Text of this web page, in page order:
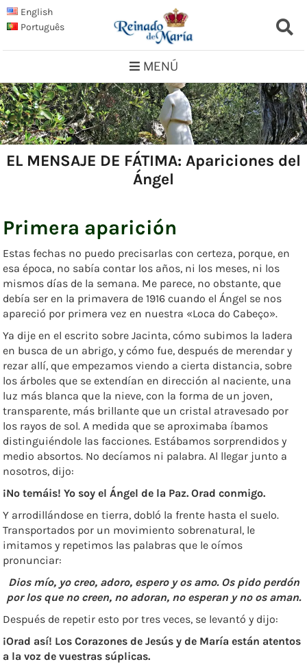
Saltar
al
contenido
English
Português
MENÚ
EL MENSAJE DE FÁTIMA: Apariciones del
Ángel
Primera aparición
Estas fechas no puedo precisarlas con certeza, porque, en
esa época, no sabía contar los años, ni los meses, ni los
mismos días de la semana. Me parece, no obstante, que
debía ser en la primavera de 1916 cuando el Ángel se nos
apareció por primera vez en nuestra «Loca do Cabeço».
Ya dije en el escrito sobre Jacinta, cómo subimos la ladera
en busca de un abrigo, y cómo fue, después de merendar y
rezar allí, que empezamos viendo a cierta distancia, sobre
los árboles que se extendían en dirección al naciente, una
luz más blanca que la nieve, con la forma de un joven,
transparente, más brillante que un cristal atravesado por
los rayos de sol. A medida que se aproximaba íbamos
distinguiéndole las facciones. Estábamos sorprendidos y
medio absortos. No decíamos ni palabra. Al llegar junto a
nosotros, dijo:
¡No temáis! Yo soy el Ángel de la Paz. Orad conmigo.
Y arrodillándose en tierra, dobló la frente hasta el suelo.
Transportados por un movimiento sobrenatural, le
imitamos y repetimos las palabras que le oímos
pronunciar:
Dios mío, yo creo, adoro, espero y os amo. Os pido perdón
por los que no creen, no adoran, no esperan y no os aman.
Después de repetir esto por tres veces, se levantó y dijo:
¡Orad así! Los Corazones de Jesús y de María están atentos
a la voz de vuestras súplicas.